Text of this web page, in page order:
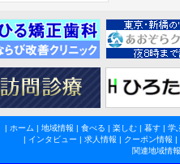
| ホーム | 地域情報 | 食べる | 楽しむ| 暮す| 学
| インタビュー | 求人情報 | クーポン情報 |
関連地域情